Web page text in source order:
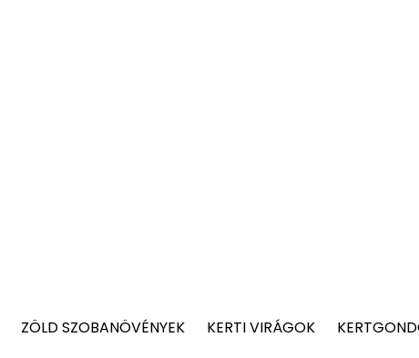
ZÖLD SZOBANÖVÉNYEK KERTI VIRÁGOK